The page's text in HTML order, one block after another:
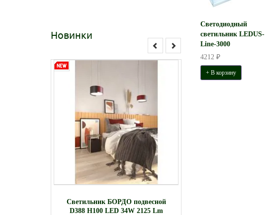
Новинки
Светильник БОРДО подвесной
D388 Н100 LED 34W 2125 Lm
Светодиодный
светильник LEDUS-
Line-3000
4212 ₽
+ В корзину